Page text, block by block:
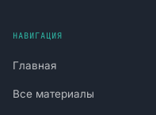
НАВИГАЦИЯ
Главная
Все материалы